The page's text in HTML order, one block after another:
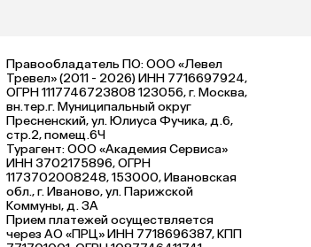
Правообладатель ПО: ООО «Левел
Тревел» (2011 - 2026) ИНН 7716697924,
ОГРН 1117746723808 123056, г. Москва,
вн.тер.г. Муниципальный округ
Пресненский, ул. Юлиуса Фучика, д.6,
стр.2, помещ.6Ч
Турагент: ООО «Академия Сервиса»
ИНН 3702175896, ОГРН
1173702008248, 153000, Ивановская
обл., г. Иваново, ул. Парижской
Коммуны, д. ЗА
Прием платежей осуществляется
через АО «ПРЦ» ИНН 7718696387, КПП